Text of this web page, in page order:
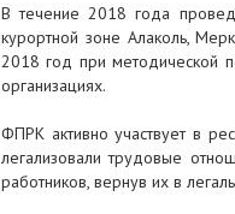
В течение 2018 года
курортной зоне Алаколь,
2018 год при методической
организациях.
ФПРК активно участвует в
легализовали трудовые
работников, вернув их в